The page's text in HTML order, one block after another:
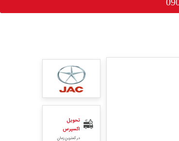
تحویل
اکسپرس
در کمترین زمان